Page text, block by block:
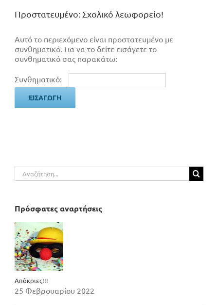
Πρoστατευμένο: Σχολικό λεωφορείο!
Αυτό το περιεχόμενο είναι προστατευμένο με
συνθηματικό. Για να το δείτε εισάγετε το
συνθηματικό σας παρακάτω:
Συνθηματικό:
Αναζήτηση
για:
Πρόσφατες αναρτήσεις
Απόκριες!!!
25 Φεβρουαρίου 2022